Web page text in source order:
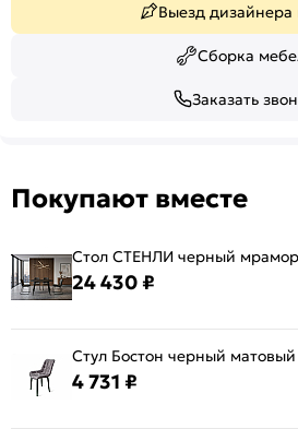
Выезд дизайнера
Сборка
Заказать
Покупают вместе
24 430 ₽
Стул Бостон черный
4 731 ₽